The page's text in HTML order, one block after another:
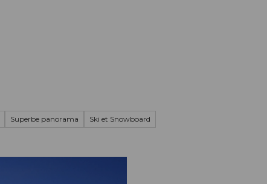
Superbe panorama Ski et Snowboard